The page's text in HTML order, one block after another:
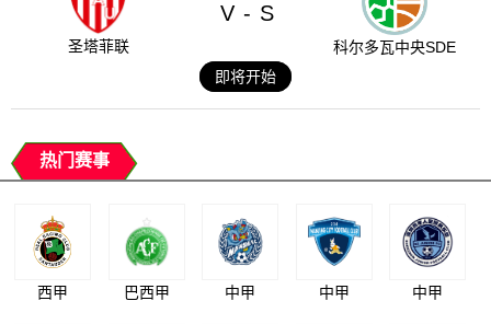
圣塔菲联
V - S
科尔多瓦中央SDE
即将开始
热门赛事
西甲 巴西甲 中甲 中甲 中甲